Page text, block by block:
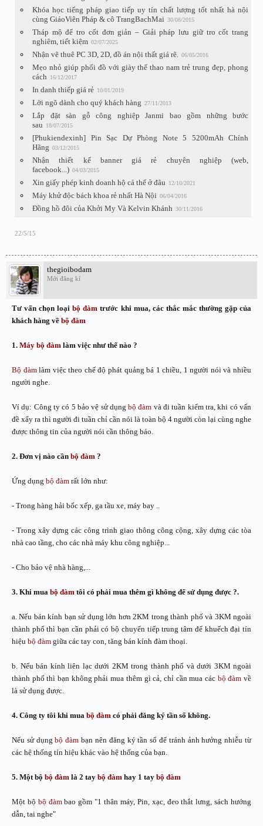
Khóa học tiếng pháp giao tiếp uy tín chất lượng tốt nhất hà nội
cùng GiáoViên Pháp & cô TrangBachMai 30/08/2015
Tháp mộ để tro cốt đơn giản – Giải pháp lưu giữ tro cốt trang
nghiêm, tiết kiệm 02/07/2025
Nhận vẽ thuê PC 3D, 2D, đồ án nội thất giá rẽ. 06/05/2016
Mẹo nhỏ giúp phối đồ với giày thể thao nam trẻ trung đẹp, phong
cách
16/12/2017
In danh thiếp giá rẻ 10/01/2019
Lời ngõ dành cho quý khách hàng 27/11/2013
Lắp đặt sàn gỗ công nghiệp Janmi bao gồm những bước
sau
18/07/2015
[Phukiendexinh] Pin Sạc Dự Phòng Note 5 5200mAh Chính
Hãng 03/12/2015
Nhận thiết kế banner giá rẻ chuyên nghiệp (web,
facebook...) 04/03/2015
Xin giấy phép kinh doanh hộ cá thể ở đâu 12/10/2021
Máy khử độc bách khoa rẻ nhất Hà Nội 06/04/2016
Đồng hồ đôi của Khởi My Và Kelvin Khánh 30/11/2016
22/5/15
thegioibodam
Mới đăng kí
Tư vấn chọn loạibộ đàm trước khi mua, các thắc mắc thường gặp của
khách hàng về bộ đàm
1. Máy bộ đàm làm việc như thế nào ?
Bộ đàmlàm việc theo chế độ phát quảng bá 1 chiều, 1 người nói và nhiều
người nghe.
Ví dụ: Công ty có 5 bảo vệ sử dụngbộ đàm và đi tuần kiểm tra, khi có vấn
đề xẩy ra thì người đi tuần chỉ cần nói là toàn bộ 4 người còn lại cùng nghe
được thông tin của người nói cần thông báo.
2. Đơn vị nào cần bộ đàm ?
Ứng dụng bộ đàm rất lớn như:
- Trong hàng hải bốc xếp, ga tầu xe, máy bay ..
- Trong xây dựng các công trình giao thông công cộng, xây dựng các tòa
nhà cao tầng, cho các nhà máy khu công nghiệp...
- Cho bảo vệ nhà hàng,...
3. Khi mua bộ đàm tôi có phải mua thêm gì không để sử dụng được ?.
a. Nếu bán kính bạn sử dụng lớn hơn 2KM trong thành phố và 3KM ngoài
thành phố thì bạn cần phải có bộ chuyển tiếp trung tâm để khuếch đại tín
hiệu bộ đàm giữa các tay con, tăng bán kính đàm thoại.
b. Nếu bán kính liên lạc dưới 2KM trong thành phố và dưới 3KM ngoài
thành phố thì bạn không phải mua thêm gì cả, chỉ cần mua các bộ đàm về
là sử dụng được.
4. Công ty tôi khi mua bộ đàm có phải đăng ký tần số không.
Nếu sử dụngbộ đàm bạn nên đăng ký tần số để tránh ảnh hưởng nhiễu từ
các hệ thống tín hiệu khác vào hệ thống của bạn.
5. Một bộ bộ đàm là 2 tay bộ đàm hay 1 tay bộ đàm
Một bộ bộ đàmbao gồm "1 thân máy, Pin, xạc, đeo thắt lưng, sách hướng
dẫn, tai nghe"